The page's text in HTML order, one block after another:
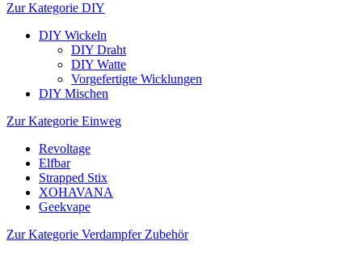
Zur Kategorie DIY
DIY Wickeln
DIY Draht
DIY Watte
Vorgefertigte Wicklungen
DIY Mischen
Zur Kategorie Einweg
Revoltage
Elfbar
Strapped Stix
XOHAVANA
Geekvape
Zur Kategorie Verdampfer Zubehör